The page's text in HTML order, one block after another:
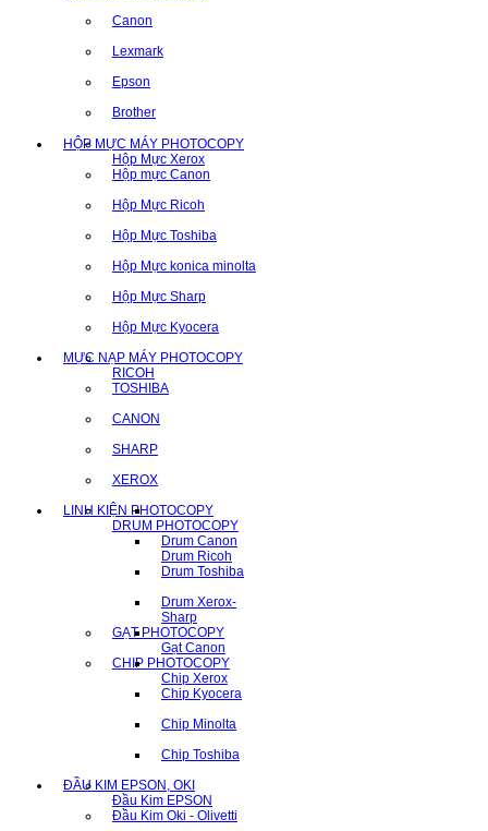
Canon
Lexmark
Epson
Brother
HỘP MỰC MÁY PHOTOCOPY
Hộp Mực Xerox
Hộp mực Canon
Hộp Mực Ricoh
Hộp Mực Toshiba
Hộp Mực konica minolta
Hộp Mực Sharp
Hộp Mực Kyocera
MỰC NẠP MÁY PHOTOCOPY
RICOH
TOSHIBA
CANON
SHARP
XEROX
LINH KIỆN PHOTOCOPY
DRUM PHOTOCOPY
Drum Canon
Drum Ricoh
Drum Toshiba
Drum Xerox-
Sharp
GẠT PHOTOCOPY
Gạt Canon
CHIP PHOTOCOPY
Chip Xerox
Chip Kyocera
Chip Minolta
Chip Toshiba
ĐẦU KIM EPSON, OKI
Đầu Kim EPSON
Đầu Kim Oki - Olivetti